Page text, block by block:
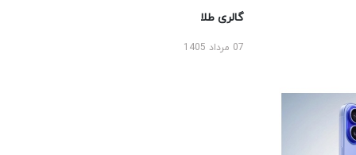
گالری طلا
07 مرداد 1405